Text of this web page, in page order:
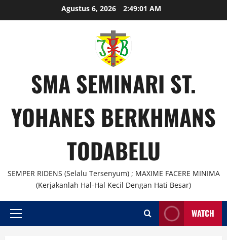
to
Agustus 6, 2026 2:49:01 AM
SMA SEMINARI ST.
YOHANES BERKHMANS
TODABELU
SEMPER RIDENS (Selalu Tersenyum) ; MAXIME FACERE MINIMA
(Kerjakanlah Hal-Hal Kecil Dengan Hati Besar)
Primary
WATCH